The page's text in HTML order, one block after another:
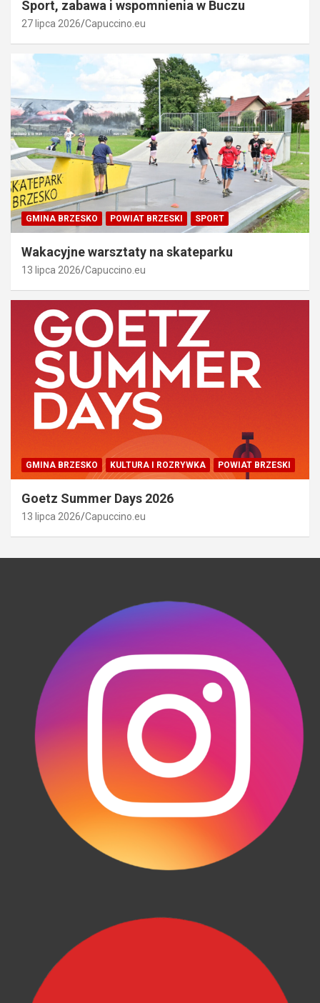
Sport, zabawa i wspomnienia w Buczu
27 lipca 2026 Capuccino.eu
GMINA BRZESKO POWIAT BRZESKI SPORT
Wakacyjne warsztaty na skateparku
13 lipca 2026 Capuccino.eu
GMINA BRZESKO KULTURA I ROZRYWKA POWIAT BRZESKI
Goetz Summer Days 2026
13 lipca 2026 Capuccino.eu